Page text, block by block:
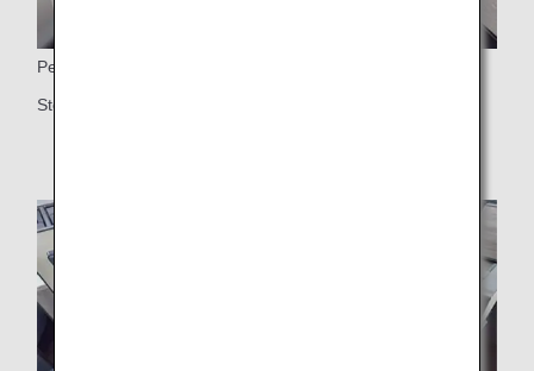
Personlig bildskärm
Stor 24-tums 4K-skärm